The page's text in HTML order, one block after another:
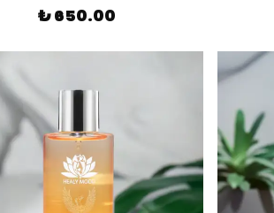
₺ 650.00